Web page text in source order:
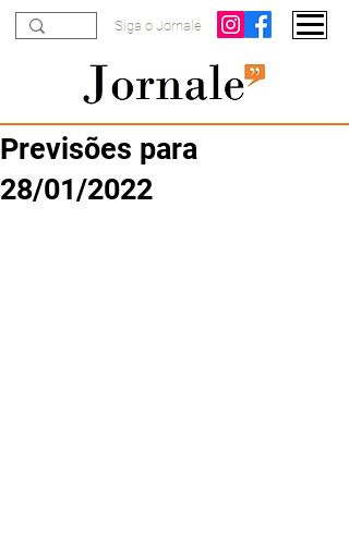
Siga o Jornale
Previsões para
28/01/2022